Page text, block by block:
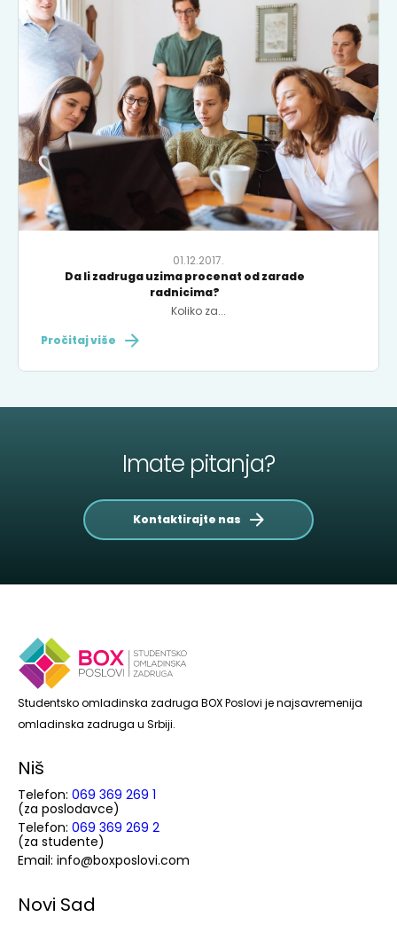
01.12.2017.
Da li zadruga uzima procenat od zarade
radnicima?
Koliko za...
Pročitaj više
Imate pitanja?
Kontaktirajte nas
Studentsko omladinska zadruga BOX Poslovi je najsavremenija
omladinska zadruga u Srbiji.
Niš
Telefon: 069 369 269 1
(za poslodavce)
Telefon: 069 369 269 2
(za studente)
Email: info@boxposlovi.com
Novi Sad